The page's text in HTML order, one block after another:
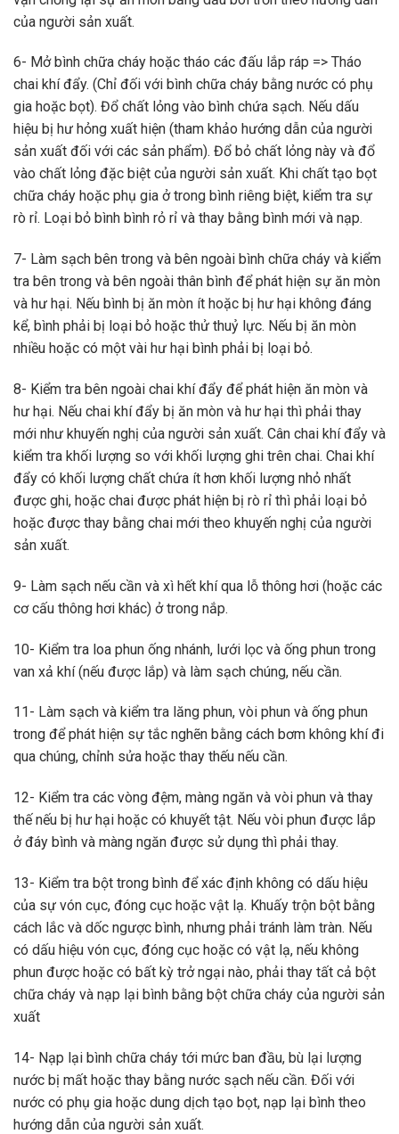
của người sản xuất.
6- Mở bình chữa cháy hoặc tháo các đấu lắp ráp => Tháo
chai khí đẩy. (Chỉ đối với bình chữa cháy bằng nước có phụ
gia hoặc bọt). Đổ chất lỏng vào bình chứa sạch. Nếu dấu
hiệu bị hư hỏng xuất hiện (tham khảo hướng dẫn của người
sản xuất đối với các sản phẩm). Đổ bỏ chất lỏng này và đổ
vào chất lỏng đặc biệt của người sản xuất. Khi chất tạo bọt
chữa cháy hoặc phụ gia ở trong bình riêng biệt, kiểm tra sự
rò rỉ. Loại bỏ bình bình rỏ rỉ và thay bằng bình mới và nạp.
7- Làm sạch bên trong và bên ngoài bình chữa cháy và kiểm
tra bên trong và bên ngoài thân bình để phát hiện sự ăn mòn
và hư hại. Nếu bình bị ăn mòn ít hoặc bị hư hại không đáng
kể, bình phải bị loại bỏ hoặc thử thuỷ lực. Nếu bị ăn mòn
nhiều hoặc có một vài hư hại bình phải bị loại bỏ.
8- Kiểm tra bên ngoài chai khí đẩy để phát hiện ăn mòn và
hư hại. Nếu chai khí đẩy bị ăn mòn và hư hại thì phải thay
mới như khuyến nghị của người sản xuất. Cân chai khí đẩy và
kiểm tra khối lượng so với khối lượng ghi trên chai. Chai khí
đẩy có khối lượng chất chứa ít hơn khối lượng nhỏ nhất
được ghi, hoặc chai được phát hiện bị rò rỉ thì phải loại bỏ
hoặc được thay bằng chai mới theo khuyến nghị của người
sản xuất.
9- Làm sạch nếu cần và xì hết khí qua lỗ thông hơi (hoặc các
cơ cấu thông hơi khác) ở trong nắp.
10- Kiểm tra loa phun ống nhánh, lưới lọc và ống phun trong
van xả khí (nếu được lắp) và làm sạch chúng, nếu cần.
11- Làm sạch và kiểm tra lăng phun, vòi phun và ống phun
trong để phát hiện sự tắc nghẽn bằng cách bơm không khí đi
qua chúng, chỉnh sửa hoặc thay thếu nếu cần.
12- Kiểm tra các vòng đệm, màng ngăn và vòi phun và thay
thế nếu bị hư hại hoặc có khuyết tật. Nếu vòi phun được lắp
ở đáy bình và màng ngăn được sử dụng thì phải thay.
13- Kiểm tra bột trong bình để xác định không có dấu hiệu
của sự vón cục, đóng cục hoặc vật lạ. Khuấy trộn bột bằng
cách lắc và dốc ngược bình, nhưng phải tránh làm tràn. Nếu
có dấu hiệu vón cục, đóng cục hoặc có vật lạ, nếu không
phun được hoặc có bất kỳ trở ngại nào, phải thay tất cả bột
chữa cháy và nạp lại bình bằng bột chữa cháy của người sản
xuất
14- Nạp lại bình chữa cháy tới mức ban đầu, bù lại lượng
nước bị mất hoặc thay bằng nước sạch nếu cần. Đối với
nước có phụ gia hoặc dung dịch tạo bọt, nạp lại bình theo
hướng dẫn của người sản xuất.